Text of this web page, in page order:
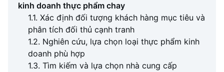
kinh doanh thực phẩm chay
1.1. Xác định đối tượng khách hàng mục tiêu và
phân tích đối thủ cạnh tranh
1.2. Nghiên cứu, lựa chọn loại thực phẩm kinh
doanh phù hợp
1.3. Tìm kiếm và lựa chọn nhà cung cấp